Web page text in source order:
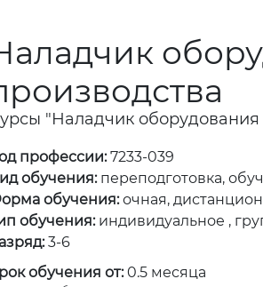
"Наладчик оборудования
профессии:7233-039
обучения: переподготовка,
обучения: очная,
обучения: индивидуальное ,
3-6
обучения от: 0.5 месяца